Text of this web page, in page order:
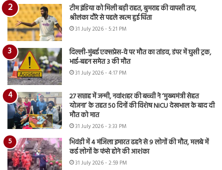
टीम इंडिया को मिली बड़ी राहत, बुमराह की वापसी तय,
श्रीलंका दौरे से पहले खत्म हुई चिंता
31 July 2026 - 5:21 PM
दिल्ली-मुंबई एक्सप्रेस-वे पर मौत का तांडव, डंपर में घुसी ट्रक,
भाई-बहन समेत 3 की मौत
31 July 2026 - 4:17 PM
27 सप्ताह में जन्मी, नवांशहर की बच्ची ने ‘मुख्यमंत्री सेहत
योजना’ के तहत 50 दिनों की विशेष NICU देखभाल के बाद दी
मौत को मात
31 July 2026 - 3:33 PM
भिवंडी में 4 मंजिला इमारत ढहने से 9 लोगों की मौत, मलबे में
कई लोगों के फंसे होने की आशंका
31 July 2026 - 2:59 PM